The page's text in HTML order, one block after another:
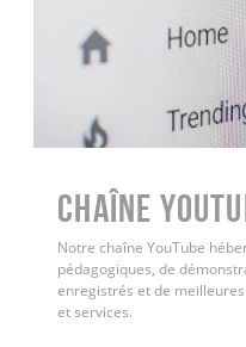
Chaîne
Notre chaîne YouTube
pédagogiques, de
enregistrés et de
et services.